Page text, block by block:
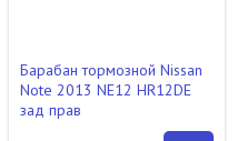
Барабан тормозной Nissan
Note 2013 NE12 HR12DE
зад прав